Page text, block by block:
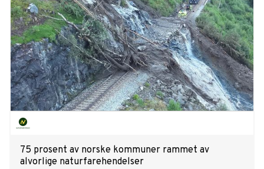
75 prosent av norske kommuner rammet av
alvorlige naturfarehendelser